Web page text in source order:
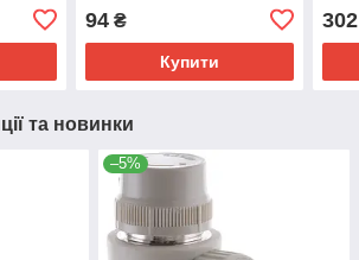
94₴
Купити
302
та новинки
–5%